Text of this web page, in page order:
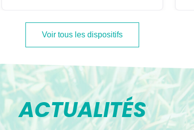
Voir tous les dispositifs
ACTUALITÉS